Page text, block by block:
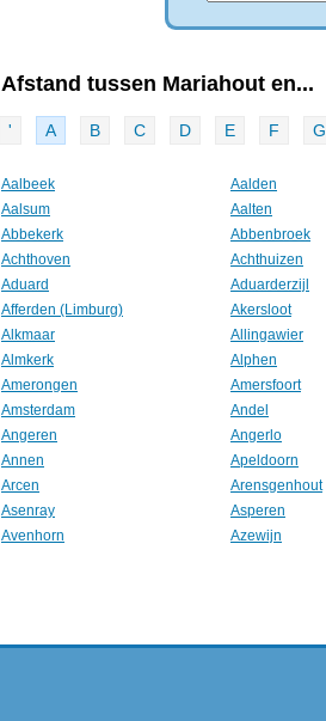
Afstand tussen Mariahout en...
' A B C D E F G
Aalbeek Aalden
Aalsum
Aalten
Abbekerk
Abbenbroek
Achthoven
Achthuizen
Aduard
Aduarderzijl
Afferden (Limburg)
Akersloot
Alkmaar
Allingawier
Almkerk
Alphen
Amerongen
Amersfoort
Amsterdam
Andel
Angeren
Angerlo
Annen
Apeldoorn
Arcen
Arensgenhout
Asenray
Asperen
Avenhorn
Azewijn